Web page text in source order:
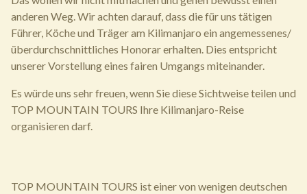
anderen Weg. Wir achten darauf, dass die für uns tätigen
Führer, Köche und Träger am Kilimanjaro ein angemessenes/
überdurchschnittliches Honorar erhalten. Dies entspricht
unserer Vorstellung eines fairen Umgangs miteinander.
Es würde uns sehr freuen, wenn Sie diese Sichtweise teilen und
TOP MOUNTAIN TOURS Ihre Kilimanjaro-Reise
organisieren darf.
TOP MOUNTAIN TOURS ist einer von wenigen deutschen